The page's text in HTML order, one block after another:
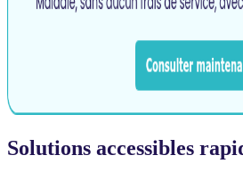
Solutions accessibles